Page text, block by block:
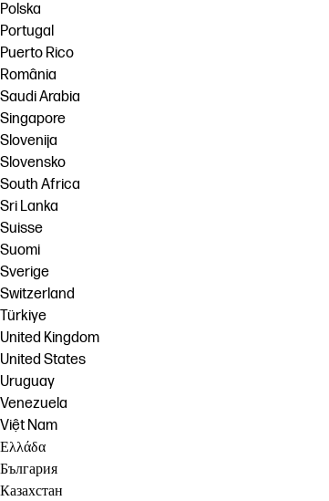
Polska
Portugal
Puerto Rico
România
Saudi Arabia
Singapore
Slovenija
Slovensko
South Africa
Sri Lanka
Suisse
Suomi
Sverige
Switzerland
Türkiye
United Kingdom
United States
Uruguay
Venezuela
Việt Nam
Ελλάδα
България
Казахстан